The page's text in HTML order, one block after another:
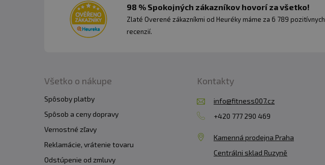
98 % Spokojných zákazníkov hovorí za všetko!
Zlaté Overené zákazníkmi od Heuréky máme za 6 789 pozitívnych
recenzií.
Všetko o nákupe
Spôsoby platby
Spôsob a ceny dopravy
Vernostné zľavy
Reklamácie, vrátenie tovaru
Odstúpenie od zmluvy
Kontakty
info@fitness007.cz
+420 777 290 469
Kamenná prodejna Praha
Centrálni sklad Ruzyně